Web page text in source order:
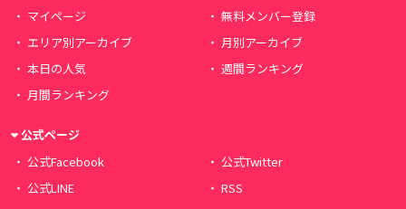
マイページ
無料メンバー登録
エリア別アーカイブ
月別アーカイブ
本日の人気
週間ランキング
月間ランキング
公式ページ
公式Facebook
公式Twitter
公式LINE
RSS